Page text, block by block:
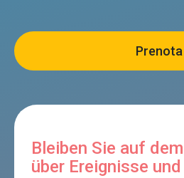
Bleiben Sie auf
über Ereignisse